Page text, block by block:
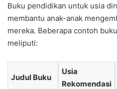
Buku pendidikan untuk usia
membantu anak-anak
mereka. Beberapa contoh
meliputi:
Judul Buku
Usia
Rekomendasi